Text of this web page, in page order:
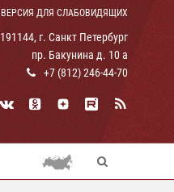
ВЕРСИЯ ДЛЯ СЛАБОВИДЯЩИХ
191144, г. Санкт Петербург
пр. Бакунина д. 10 а
+7 (812) 246-44-70